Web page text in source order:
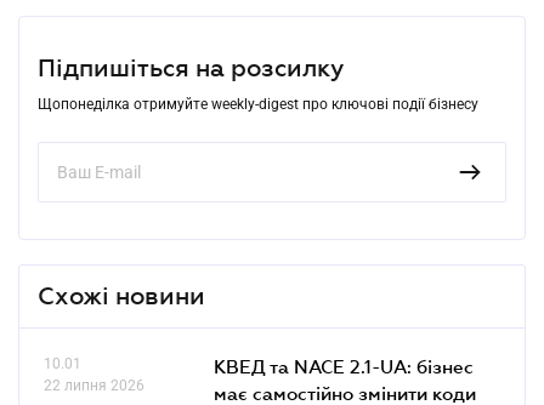
Підпишіться на розсилку
Щопонеділка отримуйте weekly-digest про ключові події бізнесу
Схожі новини
10.01
22 липня 2026
КВЕД та NACE 2.1-UA: бізнес
має самостійно змінити коди